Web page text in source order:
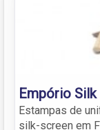
Empório Silk
Estampas de
silk-screen em